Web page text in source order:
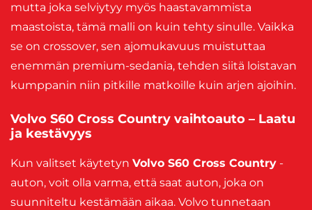
mutta joka selviytyy myös haastavammista
maastoista, tämä malli on kuin tehty sinulle. Vaikka
se on crossover, sen ajomukavuus muistuttaa
enemmän premium-sedania, tehden siitä loistavan
kumppanin niin pitkille matkoille kuin arjen ajoihin.
Volvo S60 Cross Country vaihtoauto – Laatu
ja kestävyys
Kun valitset käytetyn Volvo S60 Cross Country -
auton, voit olla varma, että saat auton, joka on
suunniteltu kestämään aikaa. Volvo tunnetaan